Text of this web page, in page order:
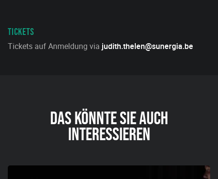
TICKETS
Tickets auf Anmeldung via judith.thelen@sunergia.be
DAS KÖNNTE SIE AUCH
INTERESSIEREN